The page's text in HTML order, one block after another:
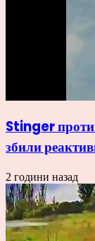
Stinger
збили
2 години назад